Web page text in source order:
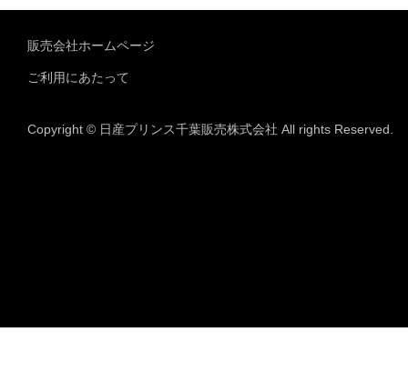
販売会社ホームページ
ご利用にあたって
Copyright © 日産プリンス千葉販売株式会社 All rights Reserved.